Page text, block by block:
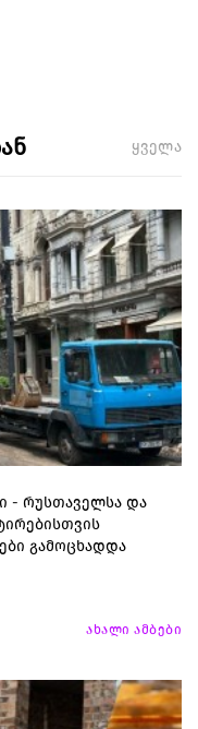
ყველა
- რუსთაველსა და
გამოცხადდა
ახალი ამბები